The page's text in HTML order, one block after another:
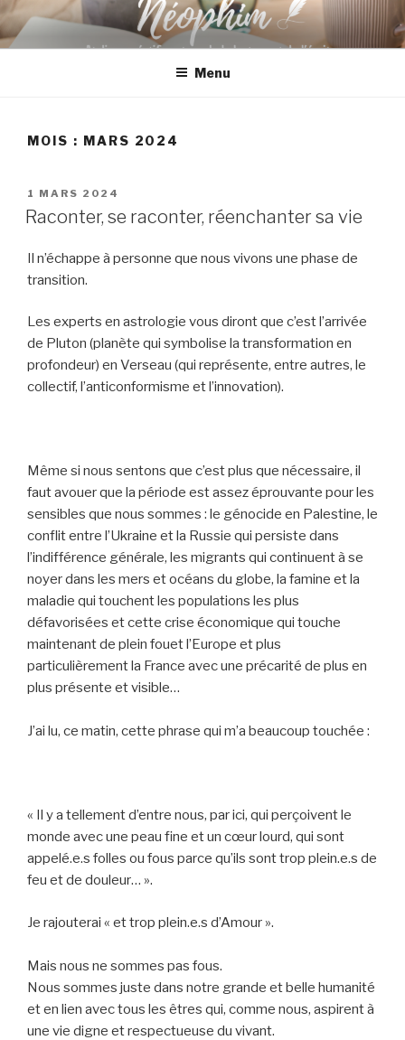
Aller
au
contenu
Menu
MOIS : MARS 2024
PUBLIÉ
LE
1 MARS 2024
Raconter, se raconter, réenchanter sa vie
Il n’échappe à personne que nous vivons une phase de
transition.
Les experts en astrologie vous diront que c’est l’arrivée
de Pluton (planète qui symbolise la transformation en
profondeur) en Verseau (qui représente, entre autres, le
collectif, l’anticonformisme et l’innovation).
Même si nous sentons que c’est plus que nécessaire, il
faut avouer que la période est assez éprouvante pour les
sensibles que nous sommes : le génocide en Palestine, le
conflit entre l’Ukraine et la Russie qui persiste dans
l’indifférence générale, les migrants qui continuent à se
noyer dans les mers et océans du globe, la famine et la
maladie qui touchent les populations les plus
défavorisées et cette crise économique qui touche
maintenant de plein fouet l’Europe et plus
particulièrement la France avec une précarité de plus en
plus présente et visible…
J’ai lu, ce matin, cette phrase qui m’a beaucoup touchée :
« Il y a tellement d’entre nous, par ici, qui perçoivent le
monde avec une peau fine et un cœur lourd, qui sont
appelé.e.s folles ou fous parce qu’ils sont trop plein.e.s de
feu et de douleur… ».
Je rajouterai « et trop plein.e.s d’Amour ».
Mais nous ne sommes pas fous.
Nous sommes juste dans notre grande et belle humanité
et en lien avec tous les êtres qui, comme nous, aspirent à
une vie digne et respectueuse du vivant.